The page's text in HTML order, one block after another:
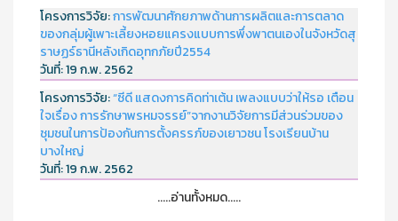
โครงการวิจัย:การพัฒนาศักยภาพด้านการผลิตและการตลาด
ของกลุ่มผู้เพาะเลี้ยงหอยแครงแบบการพึ่งพาตนเองในจังหวัดสุ
ราษฏร์ธานีหลังเกิดอุทกภัยปี2554
วันที่:19 ก.พ. 2562
โครงการวิจัย:“ซีดี แสดงการคิดท่าเต้น เพลงแบบว่าให้รอ เตือน
ใจเรื่อง การรักษาพรหมจรรย์”จากงานวิจัยการมีส่วนร่วมของ
ชุมชนในการป้องกันการตั้งครรภ์ของเยาวชน โรงเรียนบ้าน
บางใหญ่
วันที่:19 ก.พ. 2562
.....อ่านทั้งหมด.....